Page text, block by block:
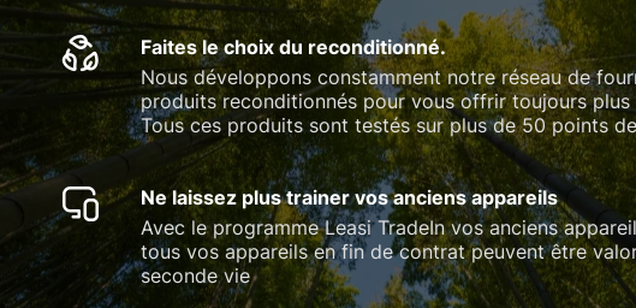
Faites le choix du reconditionné.
Nous développons constamment notre réseau de
produits reconditionnés pour vous offrir toujours plus
Tous ces produits sont testés sur plus de 50 points
Ne laissez plus trainer vos anciens appareils
Avec le programme Leasi TradeIn vos anciens
tous vos appareils en fin de contrat peuvent être
seconde vie